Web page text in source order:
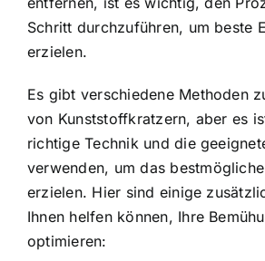
Schritt durchzuführen, um beste
erzielen.
Es gibt verschiedene Methoden
von Kunststoffkratzern, aber es
richtige Technik und die
verwenden, um das
erzielen. Hier sind einige
Ihnen helfen können, Ihre
optimieren: